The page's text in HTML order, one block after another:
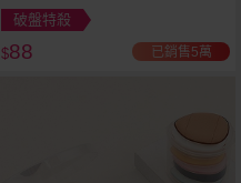
破盤特殺
$88 已銷售5萬